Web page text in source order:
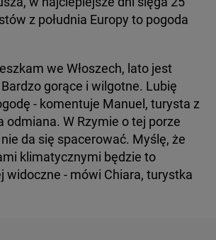
z południa Europy to pogoda
we Włoszech, lato jest
gorące i wilgotne. Lubię
- komentuje Manuel, turysta z
odmiana. W Rzymie o tej porze
da się spacerować. Myślę, że
klimatycznymi będzie to
widoczne - mówi Chiara, turystka